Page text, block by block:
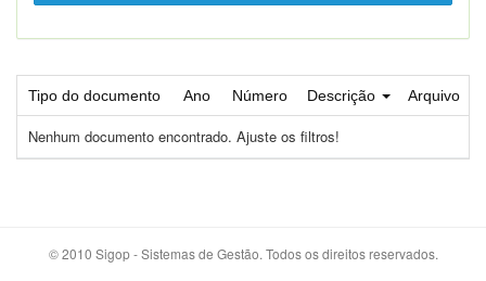
Tipo do documento Ano Número Descrição Arquivo
Nenhum documento encontrado. Ajuste os filtros!
© 2010 Sigop - Sistemas de Gestão. Todos os direitos reservados.